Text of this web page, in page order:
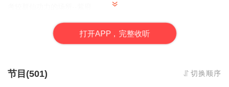
炼到最高级别，就可以和仙族族长元始天王一样，达到至高境界，
进入虚无洞天……”
打开APP，完整收听
节目(501) 切换顺序